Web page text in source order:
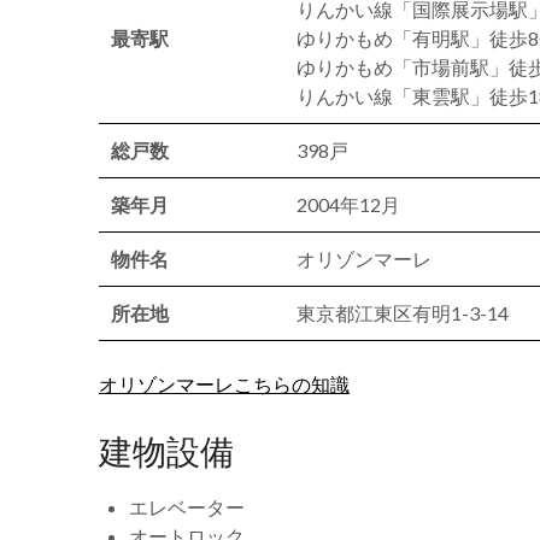
最寄駅
りんかい線「国際展示場駅
ゆりかもめ「有明駅」徒歩
ゆりかもめ「市場前駅」徒
りんかい線「東雲駅」徒歩
総戸数 398戸
築年月 2004年12月
物件名 オリゾンマーレ
所在地 東京都江東区有明1-3-14
オリゾンマーレこちらの知識
建物設備
エレベーター